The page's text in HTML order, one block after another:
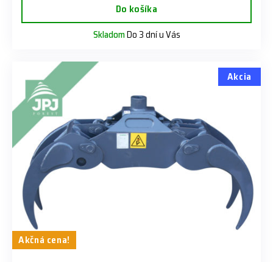
Do košíka
SkladomDo 3 dní u Vás
Akcia
Akčná cena!